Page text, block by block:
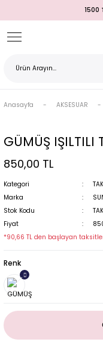
1500
Anasayfa AKSESUAR
GÜMÜŞ IŞILTILI
850,00 TL
Kategori
Marka
Stok Kodu
Fiyat
*90,66 TL den başlayan
Renk